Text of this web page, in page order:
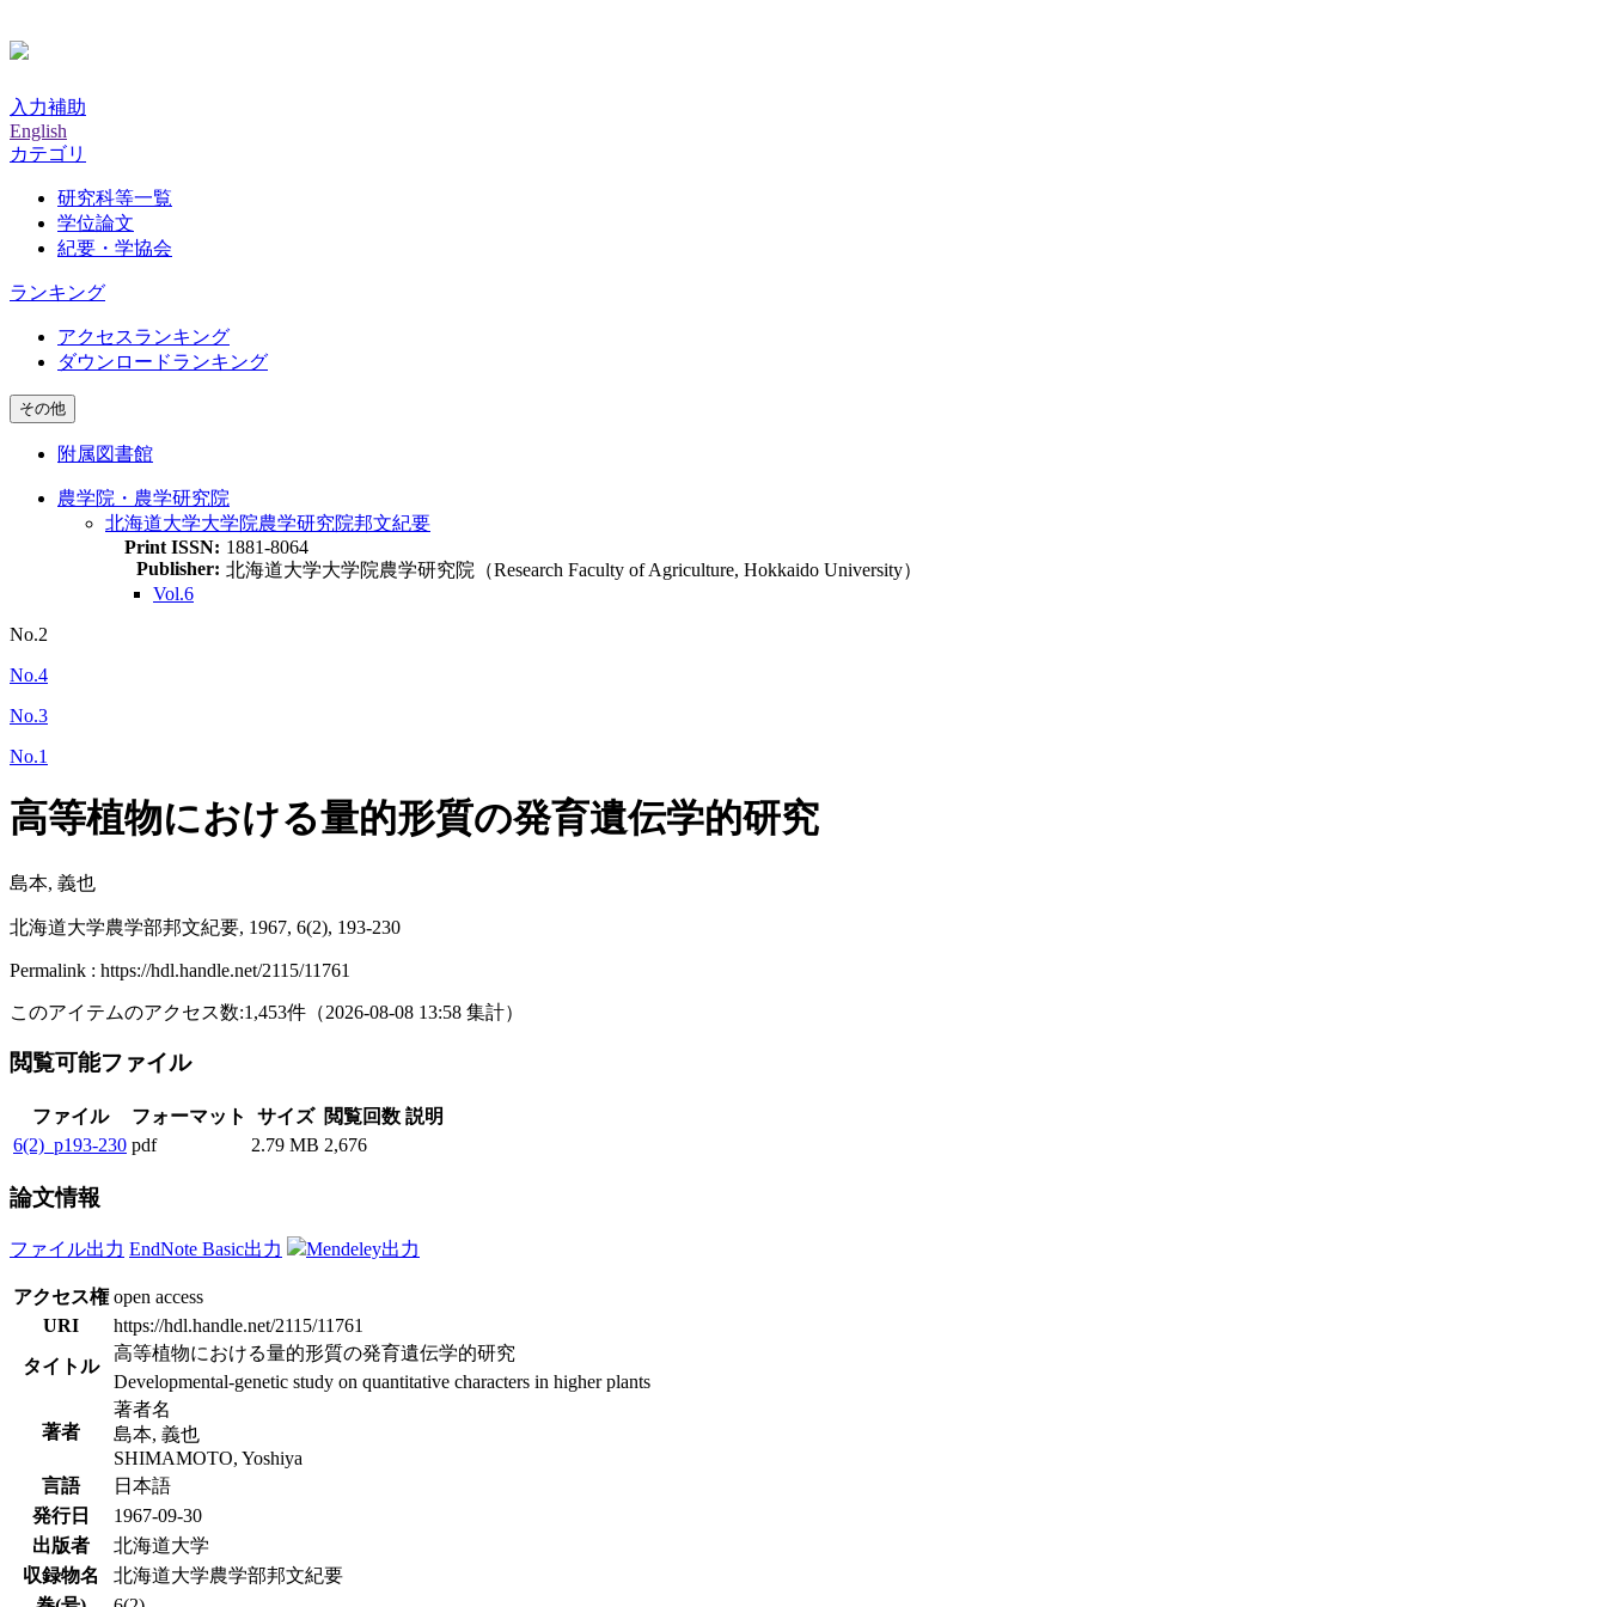
入力補助
English
カテゴリ
研究科等一覧
学位論文
紀要・学協会
ランキング
アクセスランキング
ダウンロードランキング
その他
附属図書館
農学院・農学研究院
北海道大学大学院農学研究院邦文紀要
Print ISSN: 1881-8064
Publisher: 北海道大学大学院農学研究院（Research Faculty of Agriculture, Hokkaido University）
Vol.6
No.2
No.4
No.3
No.1
高等植物における量的形質の発育遺伝学的研究
島本, 義也
北海道大学農学部邦文紀要, 1967, 6(2), 193-230
Permalink : https://hdl.handle.net/2115/11761
このアイテムのアクセス数:1,453件 （2026-08-08 13:58 集計）
閲覧可能ファイル
ファイル フォーマット サイズ 閲覧回数 説明
6(2)_p193-230 pdf 2.79 MB 2,676
論文情報
ファイル出力 EndNote Basic出力 Mendeley出力
アクセス権 open access
URI
https://hdl.handle.net/2115/11761
タイトル
高等植物における量的形質の発育遺伝学的研究
Developmental-genetic study on quantitative characters in higher plants
著者
著者名
島本, 義也
SHIMAMOTO, Yoshiya
言語
日本語
発行日
1967-09-30
出版者
北海道大学
収録物名
北海道大学農学部邦文紀要